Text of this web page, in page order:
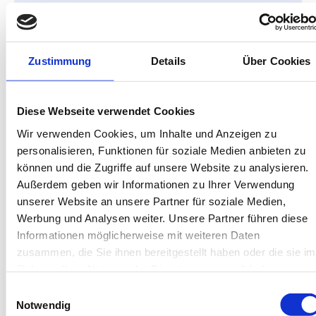
Zustimmung Details Über Cookies
Diese Webseite verwendet Cookies
Wir verwenden Cookies, um Inhalte und Anzeigen zu
personalisieren, Funktionen für soziale Medien anbieten zu
können und die Zugriffe auf unsere Website zu analysieren.
Außerdem geben wir Informationen zu Ihrer Verwendung
unserer Website an unsere Partner für soziale Medien,
Werbung und Analysen weiter. Unsere Partner führen diese
Informationen möglicherweise mit weiteren Daten
zusammen, die Sie ihnen bereitgestellt haben oder die sie im
Notwendig
In deiner Buchung inbegriffen
Best-Preis-Garantie für Ihren Urlaub
Gäste-App mit digitalen Bonusprogrammen
Upholmstr. 116, 26757 Borkum
Objekt-Nr.: 4290006
Diese Unterkunft teilen: